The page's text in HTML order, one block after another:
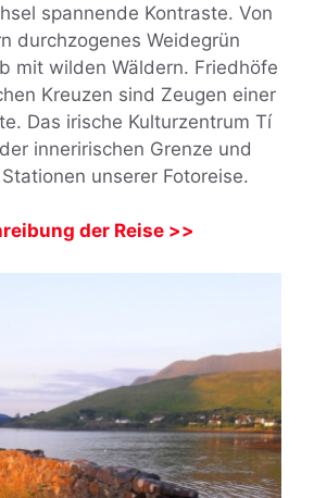
spannende Kontraste. Von
durchzogenes Weidegrün
mit wilden Wäldern. Friedhöfe
Kreuzen sind Zeugen einer
Das irische Kulturzentrum Tí
inneririschen Grenze und
unserer Fotoreise.
der Reise >>